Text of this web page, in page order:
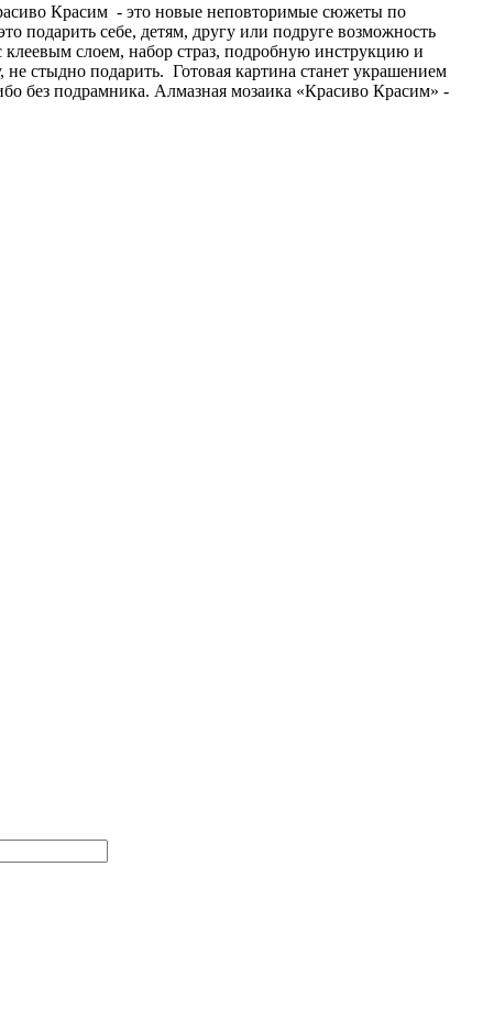
Красим - это новые неповторимые сюжеты по
подарить себе, детям, другу или подруге возможность
клеевым слоем, набор страз, подробную инструкцию и
стыдно подарить. Готовая картина станет украшением
без подрамника. Алмазная мозаика «Красиво Красим» -